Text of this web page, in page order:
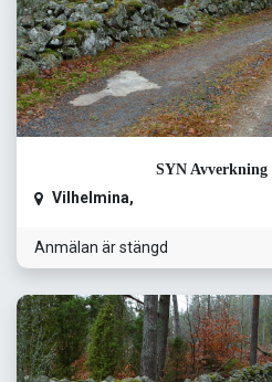
SYN
Vilhelmina,
Anmälan är stängd